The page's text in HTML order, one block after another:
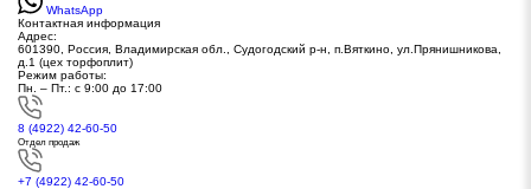
WhatsApp
Контактная информация
Адрес:
601390, Россия, Владимирская обл., Судогодский р-н, п.Вяткино, ул.Прянишникова,
д.1 (цех торфоплит)
Режим работы:
Пн. – Пт.: с 9:00 до 17:00
8 (4922) 42-60-50
Отдел продаж
+7 (4922) 42-60-50